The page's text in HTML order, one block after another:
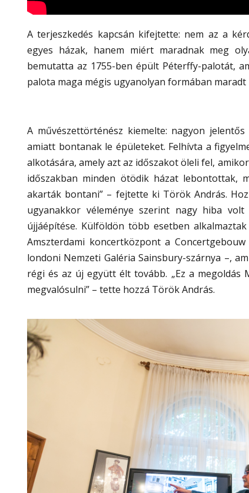
A terjeszkedés kapcsán kifejtette: nem az a
egyes házak, hanem miért maradnak meg
bemutatta az 1755-ben épült Péterffy-palotát,
palota maga mégis ugyanolyan formában
A művészettörténész kiemelte: nagyon
amiatt bontanak le épületeket. Felhívta a
alkotására, amely azt az időszakot öleli fel,
időszakban minden ötödik házat lebontottak,
akarták bontani” – fejtette ki Török András.
ugyanakkor véleménye szerint nagy hiba
újjáépítése. Külföldön több esetben
Amszterdami koncertközpont a
londoni Nemzeti Galéria Sainsbury-szárnya –,
régi és az új együtt élt tovább. „Ez a
megvalósulni” – tette hozzá Török András.